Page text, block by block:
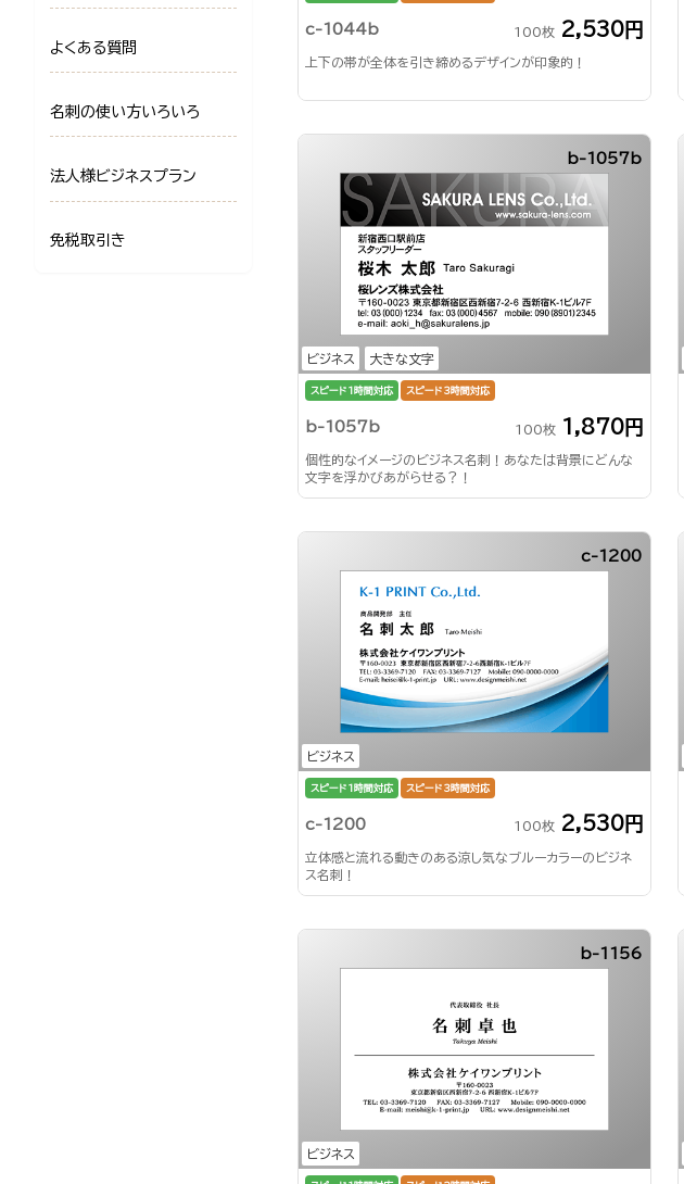
c-1044b 100枚 2,530円
上下の帯が全体を引き締めるデザインが印象的！
ビジネス 大きな文字
b-1057b
スピード1時間対応 スピード3時間対応
b-1057b 100枚 1,870円
個性的なイメージのビジネス名刺！あなたは背景にどんな
文字を浮かびあがらせる？！
ビジネス
c-1200
スピード1時間対応 スピード3時間対応
c-1200 100枚 2,530円
立体感と流れる動きのある涼し気なブルーカラーのビジネ
ス名刺！
ビジネス
b-1156
よくある質問
名刺の使い方いろいろ
法人様ビジネスプラン
免税取引き